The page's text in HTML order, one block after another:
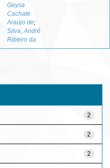
Geysa
Cachate
Araújo de;
Silva, André
Ribeiro da
2
2
2